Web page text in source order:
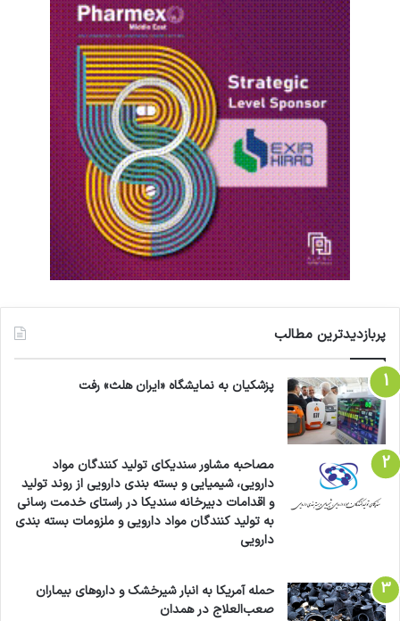
پربازدیدترین مطالب
پزشکیان به نمایشگاه «ایران هلث» رفت
مصاحبه مشاور سندیکای تولید کنندگان مواد
دارویی، شیمیایی و بسته بندی دارویی از روند تولید
و اقدامات دبیرخانه سندیکا در راستای خدمت رسانی
به تولید کنندگان مواد دارویی و ملزومات بسته بندی
دارویی
حمله آمریکا به انبار شیرخشک و داروهای بیماران
صعب‌العلاج در همدان